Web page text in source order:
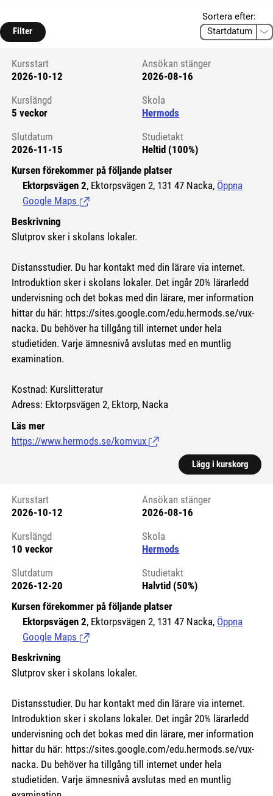
Filter
Sortera efter:
Kursstart 6124920
Kursstart
2026-10-12
Ansökan stänger
2026-08-16
Kurslängd
5 veckor
Skola
Hermods
Slutdatum
2026-11-15
Studietakt
Heltid (100%)
Kursen förekommer på följande platser
Ektorpsvägen 2, Ektorpsvägen 2, 131 47 Nacka, Öppna
Google Maps (Länk till extern sida.)
Beskrivning
Slutprov sker i skolans lokaler.
Distansstudier. Du har kontakt med din lärare via internet.
Introduktion sker i skolans lokaler. Det ingår 20% lärarledd
undervisning och det bokas med din lärare, mer information
hittar du här: https://sites.google.com/edu.hermods.se/vux-
nacka. Du behöver ha tillgång till internet under hela
studietiden. Varje ämnesnivå avslutas med en muntlig
examination.
Kostnad: Kurslitteratur
Adress: Ektorpsvägen 2, Ektorp, Nacka
Läs mer
https://www.hermods.se/komvux (Länk till extern sida.)
Lägg i kurskorg
Kursstart 6125027
Kursstart
2026-10-12
Ansökan stänger
2026-08-16
Kurslängd
10 veckor
Skola
Hermods
Slutdatum
2026-12-20
Studietakt
Halvtid (50%)
Kursen förekommer på följande platser
Ektorpsvägen 2, Ektorpsvägen 2, 131 47 Nacka, Öppna
Google Maps (Länk till extern sida.)
Beskrivning
Slutprov sker i skolans lokaler.
Distansstudier. Du har kontakt med din lärare via internet.
Introduktion sker i skolans lokaler. Det ingår 20% lärarledd
undervisning och det bokas med din lärare, mer information
hittar du här: https://sites.google.com/edu.hermods.se/vux-
nacka. Du behöver ha tillgång till internet under hela
studietiden. Varje ämnesnivå avslutas med en muntlig